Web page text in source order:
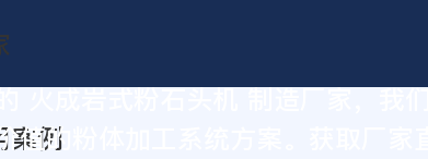
值的粉体加工系统方案。获取厂家